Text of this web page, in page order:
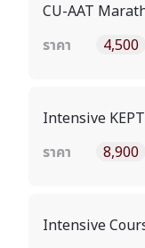
CU-AAT
ราคา
4,500
Intensive
ราคา
8,900
Intensive